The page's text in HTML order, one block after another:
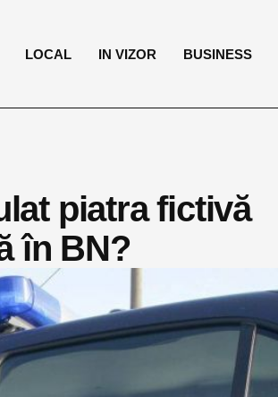
LOCAL IN VIZOR BUSINESS
piatra fictivă
în BN?